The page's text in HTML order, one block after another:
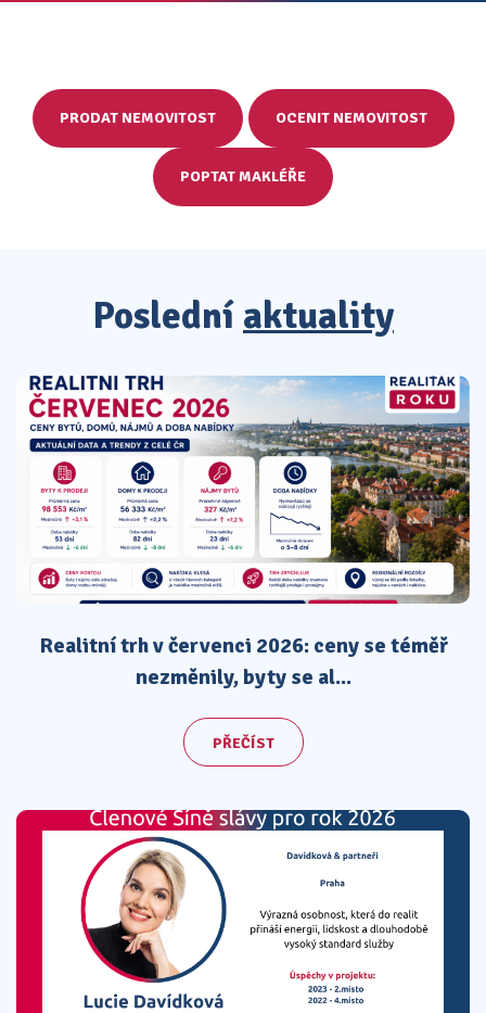
PRODAT NEMOVITOST OCENIT NEMOVITOST
POPTAT MAKLÉŘE
Poslední aktuality
Realitní trh v červenci 2026: ceny se téměř
nezměnily, byty se al...
PŘEČÍST